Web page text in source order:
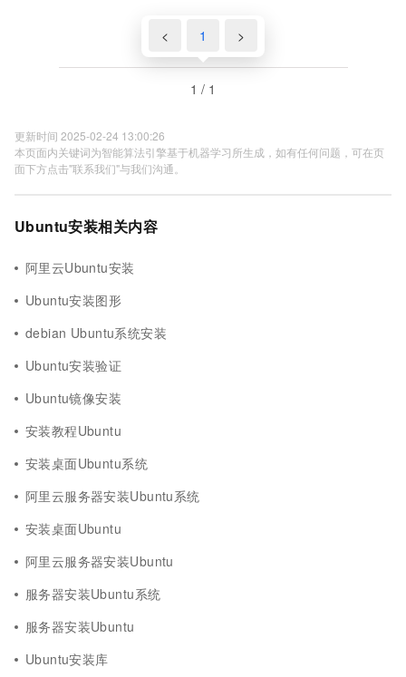
< 1 >
1 / 1
更新时间 2025-02-24 13:00:26
本页面内关键词为智能算法引擎基于机器学习所生成，如有任何问题，可在页
面下方点击"联系我们"与我们沟通。
Ubuntu安装相关内容
阿里云Ubuntu安装
Ubuntu安装图形
debian Ubuntu系统安装
Ubuntu安装验证
Ubuntu镜像安装
安装教程Ubuntu
安装桌面Ubuntu系统
阿里云服务器安装Ubuntu系统
安装桌面Ubuntu
阿里云服务器安装Ubuntu
服务器安装Ubuntu系统
服务器安装Ubuntu
Ubuntu安装库